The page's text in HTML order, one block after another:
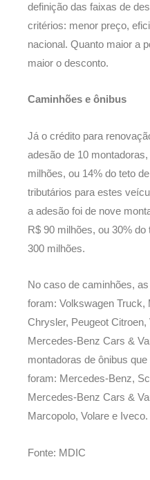
definição das faixas de
critérios: menor preço,
nacional. Quanto maior a
maior o desconto.
Caminhões e ônibus
Já o crédito para
adesão de 10
milhões, ou 14% do teto
tributários para estes
a adesão foi de nove
R$ 90 milhões, ou 30%
300 milhões.
No caso de caminhões,
foram: Volkswagen Truck,
Chrysler, Peugeot Citroen,
Mercedes-Benz Cars &
montadoras de ônibus
foram: Mercedes-Benz,
Mercedes-Benz Cars &
Marcopolo, Volare e Iveco.
Fonte: MDIC